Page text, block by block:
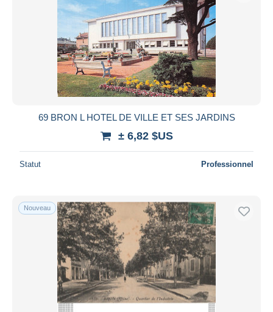
69 BRON L HOTEL DE VILLE ET SES JARDINS
± 6,82 $US
Statut Professionnel
Nouveau